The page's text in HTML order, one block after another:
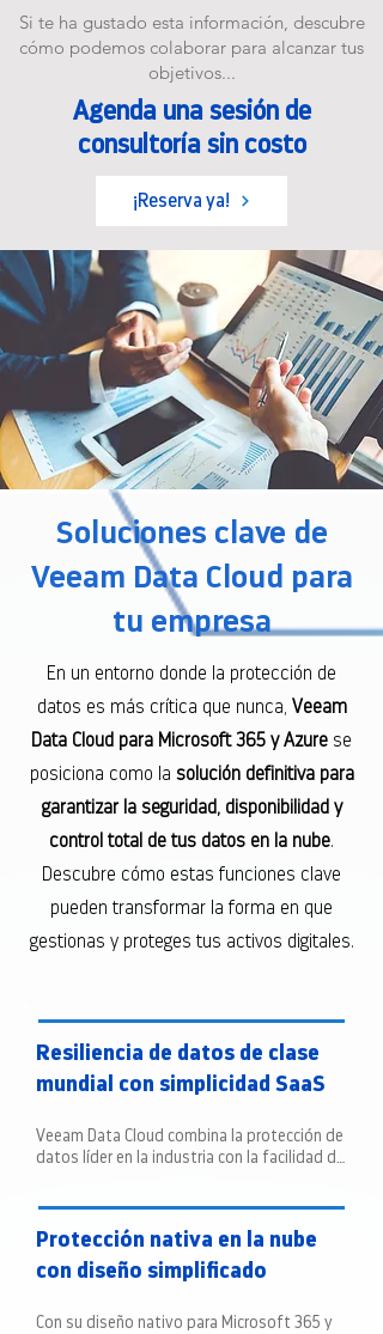
Si te ha gustado esta información, descubre
cómo podemos colaborar para alcanzar tus
objetivos...
Agenda una sesión de
consultoría sin costo
¡Reserva ya!
Soluciones clave de
Veeam Data Cloud para
tu empresa
En un entorno donde la protección de
datos es más crítica que nunca, Veeam
Data Cloud para Microsoft 365 y Azure se
posiciona como la solución definitiva para
garantizar la seguridad, disponibilidad y
control total de tus datos en la nube.
Descubre cómo estas funciones clave
pueden transformar la forma en que
gestionas y proteges tus activos digitales.
Resiliencia de datos de clase
mundial con simplicidad SaaS
Veeam Data Cloud combina la protección de
datos líder en la industria con la facilidad de
complejidad operativa habitual.
Protección nativa en la nube
con diseño simplificado
Con su diseño nativo para Microsoft 365 y